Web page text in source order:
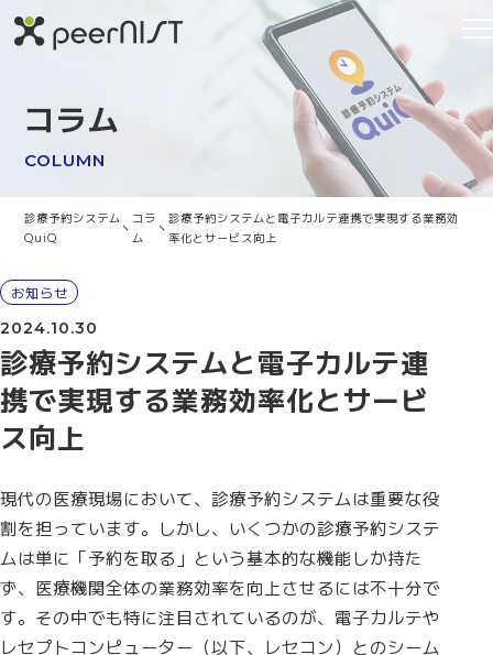
コラム
COLUMN
診療予約システム
QuiQ
コラ
ム
診療予約システムと電子カルテ連携で実現する業務効
率化とサービス向上
お知らせ
2024.10.30
診療予約システムと電子カルテ連
携で実現する業務効率化とサービ
ス向上
現代の医療現場において、診療予約システムは重要な役
割を担っています。しかし、いくつかの診療予約システ
ムは単に「予約を取る」という基本的な機能しか持た
ず、医療機関全体の業務効率を向上させるには不十分で
す。その中でも特に注目されているのが、電子カルテや
レセプトコンピューター（以下、レセコン）とのシーム